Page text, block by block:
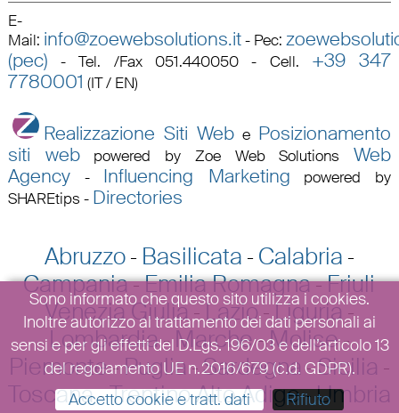
E-
Mail: info@zoewebsolutions.it- Pec:
(pec) -Tel. /Fax 051.440050 - Cell. +39 347
7780001 (IT / EN)
Realizzazione Siti Web e Posizionamento
siti webpowered by Zoe Web SolutionsWeb
Agency- Influencing Marketing powered by
SHAREtips - Directories
Abruzzo- Basilicata - Calabria -
Campania-Emilia Romagna-Friuli
Venezia Giulia-Lazio-Liguria-
Lombardia-Marche-Molise-
Piemonte-Puglia-Sardegna-Sicilia -
Toscana-Trentino Alto Adige-Umbria
Sono informato che questo sito utilizza i cookies.
Inoltre autorizzo al trattamento dei dati personali ai
sensi e per gli effetti del D.Lgs. 196/03 e dell’articolo 13
del regolamento UE n.2016/679 (c.d. GDPR).
Accetto cookie e tratt. dati
Rifiuto